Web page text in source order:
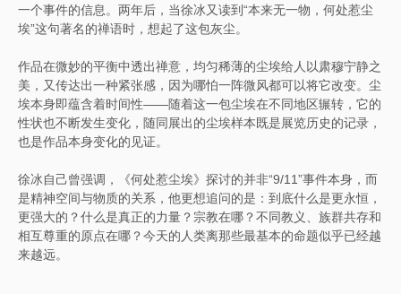
一个事件的信息。两年后，当徐冰又读到“本来无一物，何处惹尘
埃”这句著名的禅语时，想起了这包灰尘。
作品在微妙的平衡中透出禅意，均匀稀薄的尘埃给人以肃穆宁静之
美，又传达出一种紧张感，因为哪怕一阵微风都可以将它改变。尘
埃本身即蕴含着时间性——随着这一包尘埃在不同地区辗转，它的
性状也不断发生变化，随同展出的尘埃样本既是展览历史的记录，
也是作品本身变化的见证。
徐冰自己曾强调，《何处惹尘埃》探讨的并非“9/11”事件本身，而
是精神空间与物质的关系，他更想追问的是：到底什么是更永恒，
更强大的？什么是真正的力量？宗教在哪？不同教义、族群共存和
相互尊重的原点在哪？今天的人类离那些最基本的命题似乎已经越
来越远。